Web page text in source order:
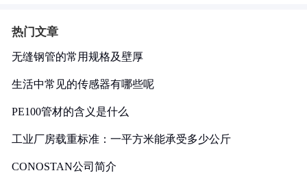
热门文章
无缝钢管的常用规格及壁厚
生活中常见的传感器有哪些呢
PE100管材的含义是什么
工业厂房载重标准：一平方米能承受多少公斤
CONOSTAN公司简介